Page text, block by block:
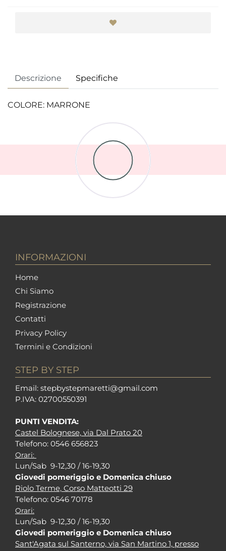
Descrizione Specifiche
COLORE: MARRONE
INFORMAZIONI
Home
Chi Siamo
Registrazione
Contatti
Privacy Policy
Termini e Condizioni
STEP BY STEP
Email: stepbystepmaretti@gmail.com
P.IVA: 02700550391
PUNTI VENDITA:
Castel Bolognese, via Dal Prato 20
Telefono: 0546 656823
Orari:
Lun/Sab 9-12,30 / 16-19,30
Giovedi pomeriggio e Domenica chiuso
Riolo Terme, Corso Matteotti 29
Telefono: 0546 70178
Orari:
Lun/Sab 9-12,30 / 16-19,30
Giovedi pomeriggio e Domenica chiuso
Sant'Agata sul Santerno, via San Martino 1, presso